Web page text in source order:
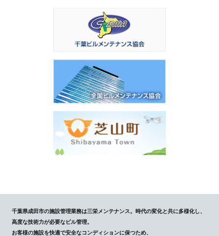
千葉県成田市の施設管理業務は三栄メンテナンス。時代の変化と共に多様化し、
高度な技術力が必要なビル管理。
お客様の施設を快適で安全なコンディションに保つため、